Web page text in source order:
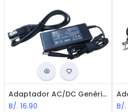
Adaptador AC/DC Genérico compatible para DELL Cargador 19.5V4.62A / Tip 7.4*5.0mm
B/. 16.90
B/.